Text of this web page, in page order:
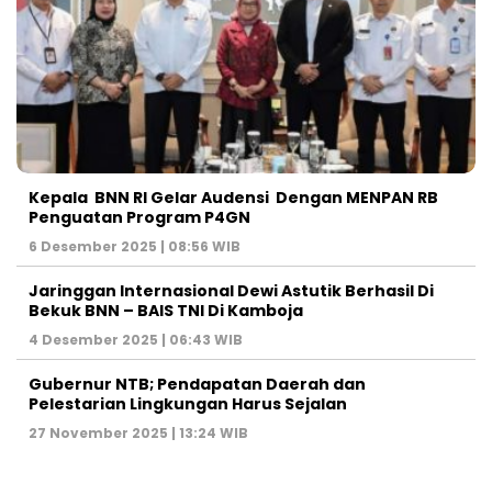
Kepala BNN RI Gelar Audensi Dengan MENPAN RB
Penguatan Program P4GN
6 Desember 2025 | 08:56 WIB
Jaringgan Internasional Dewi Astutik Berhasil Di
Bekuk BNN – BAIS TNI Di Kamboja
4 Desember 2025 | 06:43 WIB
Gubernur NTB; Pendapatan Daerah dan
Pelestarian Lingkungan Harus Sejalan
27 November 2025 | 13:24 WIB